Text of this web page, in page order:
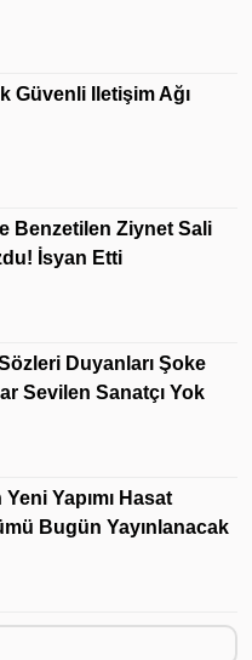
Güvenli Iletişim Ağı
Benzetilen Ziynet Sali
İsyan Etti
Duyanları Şoke
Sevilen Sanatçı Yok
Yapımı Hasat
Bugün Yayınlanacak